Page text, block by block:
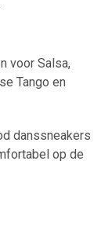
voor Salsa,
Tango en
danssneakers
op de